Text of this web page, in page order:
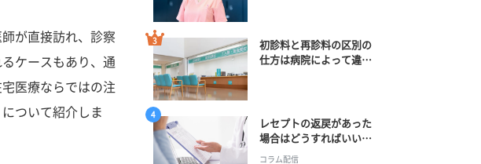
が直接訪れ、診察
ケースもあり、通
医療ならではの注
ついて紹介しま
初診料と再診料の区別の
仕方は病院によって違
レセプトの返戻があった
場合はどうすればいい？
そのプロセスとは？
コラム配信